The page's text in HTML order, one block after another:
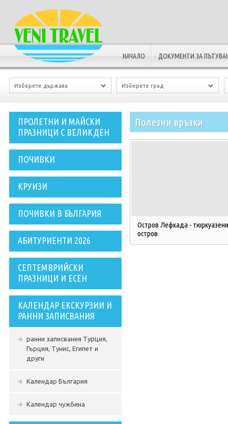
НАЧАЛО ДОКУМЕНТИ ЗА
ПРОЛЕТНИ И МАЙСКИ
ПРАЗНИЦИ С ВЕЛИКДЕН
ПОЧИВКИ
КРУИЗИ
ПОЧИВКИ В БЪЛГАРИЯ
АБИТУРИЕНТИ 2026
СЕПТЕМВРИЙСКИ
ПРАЗНИЦИ И ЕСЕН
КАЛЕНДАР ЕКСКУРЗИИ И
РАННИ ЗАПИСВАНИЯ
ранни записвания Турция,
Гърция, Тунис, Египет и
други
Календар България
Календар чужбина
Полезни връзки
Остров Лефкада -
остров